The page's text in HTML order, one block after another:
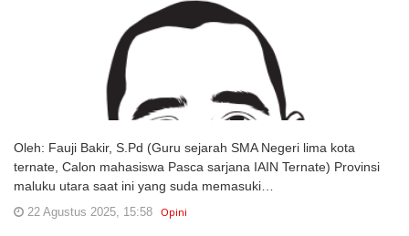
Oleh: Fauji Bakir, S.Pd (Guru sejarah SMA Negeri lima kota
ternate, Calon mahasiswa Pasca sarjana IAIN Ternate) Provinsi
maluku utara saat ini yang suda memasuki…
22 Agustus 2025, 15:58 Opini